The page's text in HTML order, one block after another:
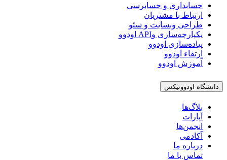
حسابداری و حسابرسی
ارتباط با مشتریان
طراحی وبسایت و سئو
یکپارچه‌سازی وAPI اودوو
پیاده‌سازی اودوو
ارتقاء اودوو
آموزش اودوو
دانشگاه اودوونیکس
بلاگ‌ها
آپارات
انجمن‌ها
آکادمی
درباره ما
تماس با ما